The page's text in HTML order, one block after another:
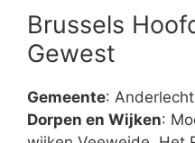
Brussels
Gewest
Gemeente: Anderlecht
Dorpen en Wijken: